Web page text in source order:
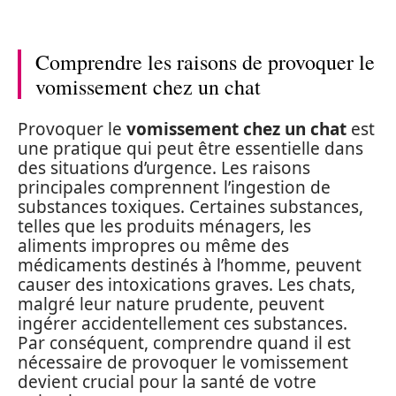
Comprendre les raisons de provoquer le
vomissement chez un chat
Provoquer le vomissement chez un chat est
une pratique qui peut être essentielle dans
des situations d’urgence. Les raisons
principales comprennent l’ingestion de
substances toxiques. Certaines substances,
telles que les produits ménagers, les
aliments impropres ou même des
médicaments destinés à l’homme, peuvent
causer des intoxications graves. Les chats,
malgré leur nature prudente, peuvent
ingérer accidentellement ces substances.
Par conséquent, comprendre quand il est
nécessaire de provoquer le vomissement
devient crucial pour la santé de votre